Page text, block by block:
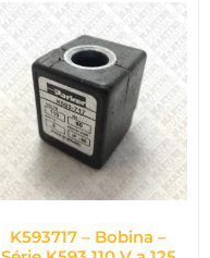
K593717 – Bobina –